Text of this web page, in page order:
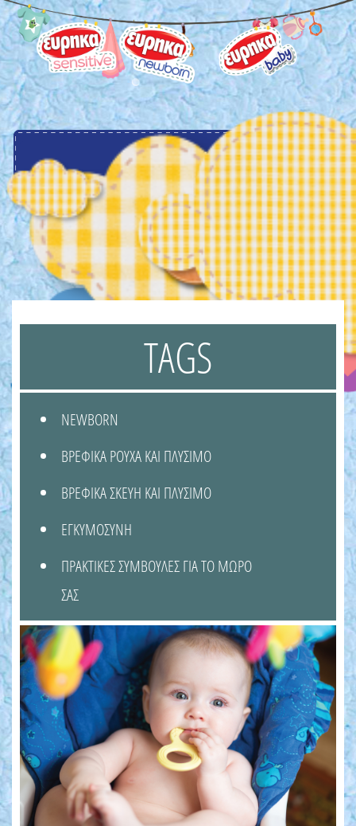
menu
TAGS
NEWBORN
ΒΡΕΦΙΚΑ ΡΟΥΧΑ ΚΑΙ ΠΛΥΣΙΜΟ
ΒΡΕΦΙΚΑ ΣΚΕΥΗ ΚΑΙ ΠΛΥΣΙΜΟ
ΕΓΚΥΜΟΣΥΝΗ
ΠΡΑΚΤΙΚΕΣ ΣΥΜΒΟΥΛΕΣ ΓΙΑ ΤΟ ΜΩΡΟ
ΣΑΣ